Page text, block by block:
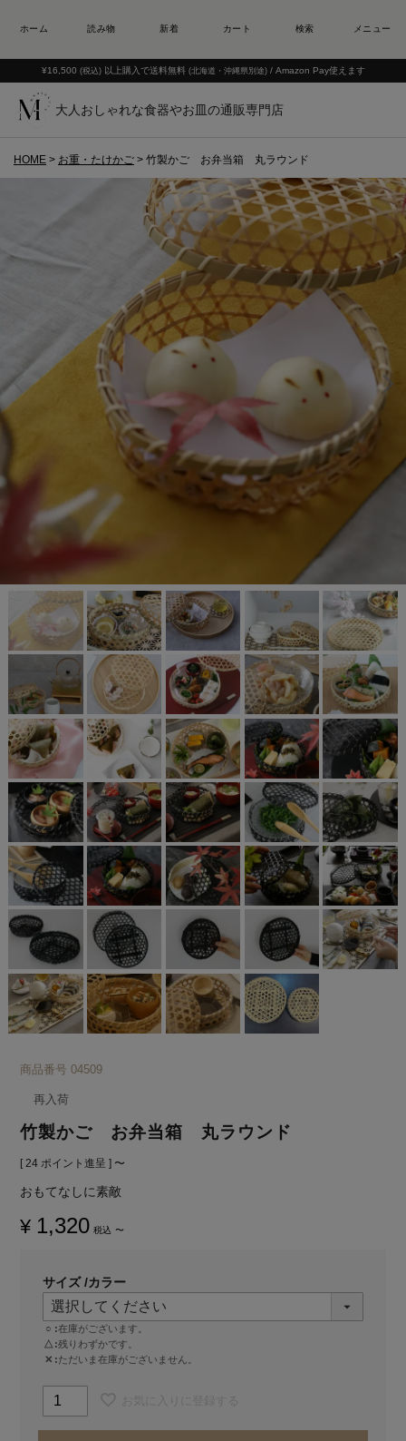
¥16,500 (税込) 以上購入で送料無料 (北海道・沖縄県別途) / Amazon Pay使えます
大人おしゃれな食器やお皿の通販専門店
HOME お重・たけかご 竹製かご お弁当箱 丸ラウンド
商品番号 04509
再入荷
竹製かご お弁当箱 丸ラウンド
[ 24 ポイント進呈 ] 〜
おもてなしに素敵
¥ 1,320 税込 〜
サイズ カラー
○
在庫がございます。
△ 残りわずかです。
✕
ただいま在庫がございません。